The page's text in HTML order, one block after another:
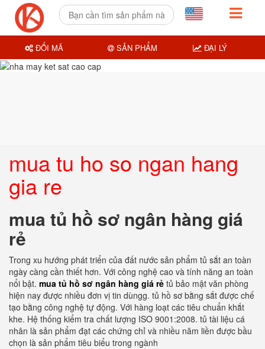
mua tu ho so ngan hang
gia re
mua tủ hồ sơ ngân hàng giá
rẻ
Trong xu hướng phát triển của đất nước sản phẩm tủ sắt an toàn
ngày càng cần thiết hơn. Với công nghệ cao và tính năng an toàn
nổi bật. mua tủ hồ sơ ngân hàng giá rẻ tủ bảo mật văn phòng
hiện nay được nhiều đơn vị tin dùngg. tủ hồ sơ bằng sắt được chế
tạo bằng công nghệ tự động. Với hàng loạt các tiêu chuẩn khắt
khe. Hệ thống kiểm tra chất lượng ISO 9001:2008. tủ tài liệu cá
nhân là sản phẩm đạt các chứng chỉ và nhiều năm liền được bầu
chọn là sản phẩm tiêu biểu trong ngành
ĐỔI MÃ SẢN PHẨM ĐẠI LÝ